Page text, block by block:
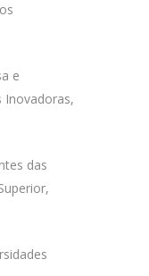
e
Inovadoras,
das